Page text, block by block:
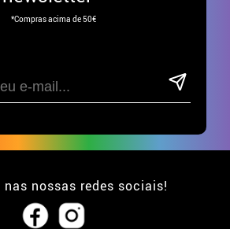
*Compras acima de 50€
nas nossas redes sociais!